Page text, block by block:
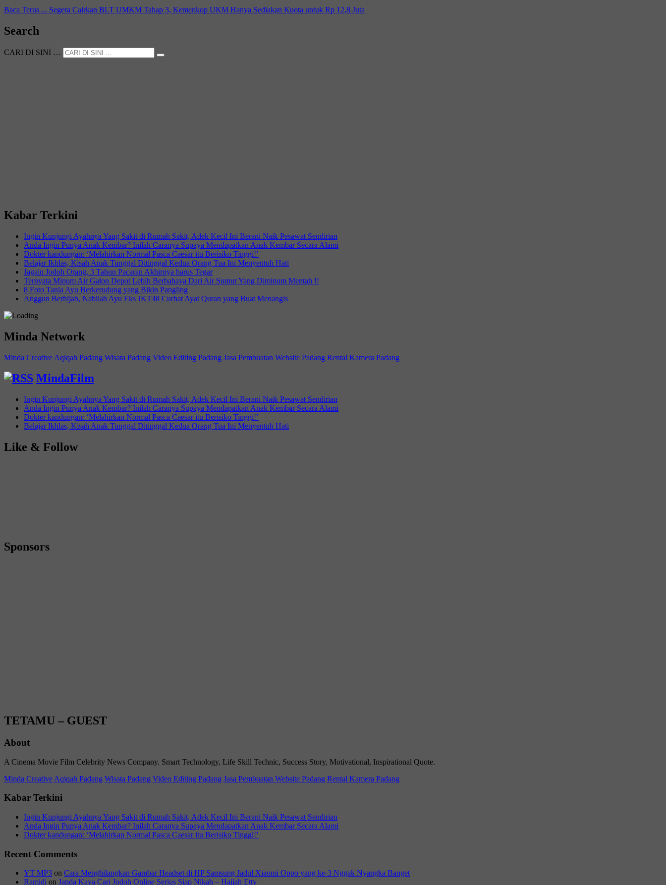
Baca Terus ... Segera Cairkan BLT UMKM Tahap 3, Kemenkop UKM Hanya Sediakan Kuota untuk Rp 12,8 Juta
Search
CARI DI SINI …
Kabar Terkini
Ingin Kunjungi Ayahnya Yang Sakit di Rumah Sakit, Adek Kecil Ini Berani Naik Pesawat Sendirian
Anda Ingin Punya Anak Kembar? Inilah Caranya Supaya Mendapatkan Anak Kembar Secara Alami
Dokter kandungan: ‘Melahirkan Normal Pasca Caesar itu Berisiko Tinggi!’
Belajar Ikhlas, Kisah Anak Tunggal Ditinggal Kedua Orang Tua Ini Menyentuh Hati
Jagain Jodoh Orang, 3 Tahun Pacaran Akhirnya harus Tegar
Ternyata Minum Air Galon Depot Lebih Berbahaya Dari Air Sumur Yang Diminum Mentah !!
8 Foto Tania Ayu Berkerudung yang Bikin Pangling
Anggun Berhijab, Nabilah Ayu Eks JKT48 Curhat Ayat Quran yang Buat Menangis
Minda Network
Minda Creative Aqiqah Padang Wisata Padang Video Editing Padang Jasa Pembuatan Website Padang Rental Kamera Padang
MindaFilm
Ingin Kunjungi Ayahnya Yang Sakit di Rumah Sakit, Adek Kecil Ini Berani Naik Pesawat Sendirian
Anda Ingin Punya Anak Kembar? Inilah Caranya Supaya Mendapatkan Anak Kembar Secara Alami
Dokter kandungan: ‘Melahirkan Normal Pasca Caesar itu Berisiko Tinggi!’
Belajar Ikhlas, Kisah Anak Tunggal Ditinggal Kedua Orang Tua Ini Menyentuh Hati
Like & Follow
Sponsors
TETAMU – GUEST
About
A Cinema Movie Film Celebrity News Company. Smart Technology, Life Skill Technic, Success Story, Motivational, Inspirational Quote.
Minda Creative Aqiqah Padang Wisata Padang Video Editing Padang Jasa Pembuatan Website Padang Rental Kamera Padang
Kabar Terkini
Ingin Kunjungi Ayahnya Yang Sakit di Rumah Sakit, Adek Kecil Ini Berani Naik Pesawat Sendirian
Anda Ingin Punya Anak Kembar? Inilah Caranya Supaya Mendapatkan Anak Kembar Secara Alami
Dokter kandungan: ‘Melahirkan Normal Pasca Caesar itu Berisiko Tinggi!’
Recent Comments
YT MP3 on Cara Menghilangkan Gambar Headset di HP Samsung Jadul Xiaomi Oppo yang ke-3 Nggak Nyangka Banget
Ramidi on Janda Kaya Cari Jodoh Online Serius Siap Nikah – Hajjah Etty